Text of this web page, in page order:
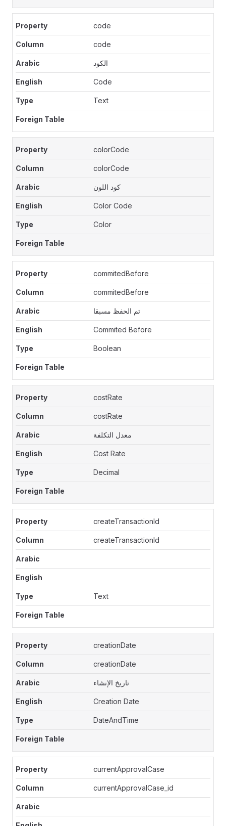
code
code
الكود
Code
Text
colorCode
colorCode
كود اللون
Color Code
Color
commitedBefore
commitedBefore
تم الحفظ مسبقا
Commited Before
Boolean
costRate
costRate
معدل التكلفة
Cost Rate
Decimal
createTransactionId
createTransactionId
Text
creationDate
creationDate
تاريخ الإنشاء
Creation Date
DateAndTime
currentApprovalCase
currentApprovalCase_id